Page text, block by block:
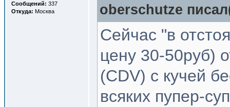
Сообщений: 337
Откуда: Москва oberschutze
Сейчас "в
цену 30-50руб)
(CDV) c кучей
всяких пупер-